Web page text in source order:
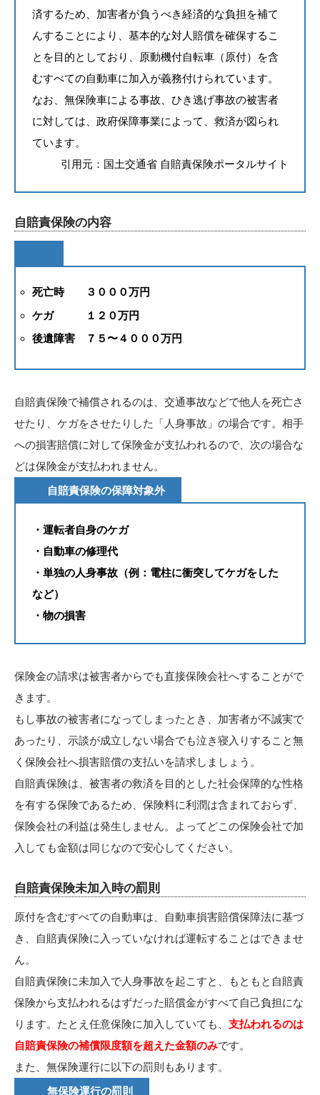
済するため、加害者が負うべき経済的な負担を補て
んすることにより、基本的な対人賠償を確保するこ
とを目的としており、原動機付自転車（原付）を含
むすべての自動車に加入が義務付けられています。
なお、無保険車による事故、ひき逃げ事故の被害者
に対しては、政府保障事業によって、救済が図られ
ています。
引用元：国土交通省 自賠責保険ポータルサイト
自賠責保険の内容
死亡時 ３０００万円
ケガ １２０万円
後遺障害 ７５〜４０００万円
自賠責保険で補償されるのは、交通事故などで他人を死亡さ
せたり、ケガをさせたりした「人身事故」の場合です。相手
への損害賠償に対して保険金が支払われるので、次の場合な
どは保険金が支払われません。
自賠責保険の保障対象外
・運転者自身のケガ
・自動車の修理代
・単独の人身事故（例：電柱に衝突してケガをした
など）
・物の損害
保険金の請求は被害者からでも直接保険会社へすることがで
きます。
もし事故の被害者になってしまったとき、加害者が不誠実で
あったり、示談が成立しない場合でも泣き寝入りすること無
く保険会社へ損害賠償の支払いを請求しましょう。
自賠責保険は、被害者の救済を目的とした社会保障的な性格
を有する保険であるため、保険料に利潤は含まれておらず、
保険会社の利益は発生しません。よってどこの保険会社で加
入しても金額は同じなので安心してください。
自賠責保険未加入時の罰則
原付を含むすべての自動車は、自動車損害賠償保障法に基づ
き、自賠責保険に入っていなければ運転することはできませ
ん。
自賠責保険に未加入で人身事故を起こすと、もともと自賠責
保険から支払われるはずだった賠償金がすべて自己負担にな
ります。たとえ任意保険に加入していても、 支払われるのは
自賠責保険の補償限度額を超えた金額のみです。
また、無保険運行に以下の罰則もあります。
無保険運行の罰則